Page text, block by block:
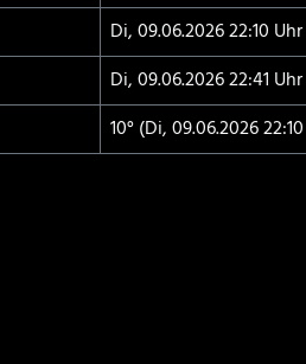
Di, 09.06.2026 22:10 Uhr
Di, 09.06.2026 22:41 Uhr
10° (Di, 09.06.2026